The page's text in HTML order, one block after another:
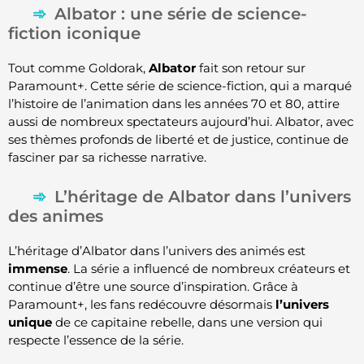
Albator : une série de science-
fiction iconique
Tout comme Goldorak, Albator fait son retour sur
Paramount+. Cette série de science-fiction, qui a marqué
l’histoire de l’animation dans les années 70 et 80, attire
aussi de nombreux spectateurs aujourd’hui. Albator, avec
ses thèmes profonds de liberté et de justice, continue de
fasciner par sa richesse narrative.
L’héritage de Albator dans l’univers
des animes
L’héritage d’Albator dans l’univers des animés est
immense. La série a influencé de nombreux créateurs et
continue d’être une source d’inspiration. Grâce à
Paramount+, les fans redécouvre désormais l’univers
unique de ce capitaine rebelle, dans une version qui
respecte l’essence de la série.